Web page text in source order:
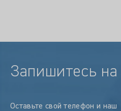
Запишитесь
Оставьте свой телефон и наш